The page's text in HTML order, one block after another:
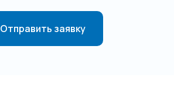
Отправить заявку